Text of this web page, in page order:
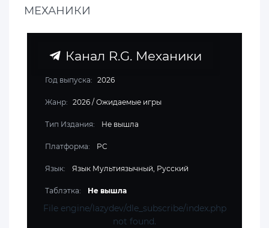
МЕХАНИКИ
Канал R.G. Механики
Год выпуска: 2026
Жанр: 2026 / Ожидаемые игры
Тип Издания: Не вышла
Платформа: PC
Язык: Язык Мультиязычный, Русский
Таблэтка: Не вышла
File engine/lazydev/dle_subscribe/index.php
not found.